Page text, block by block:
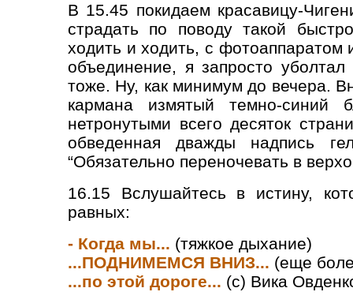
В 15.45 покидаем красавицу-
страдать по поводу такой
ходить и ходить, с
объединение, я запросто
тоже. Ну, как минимум до вечера.
кармана измятый темно-синий
нетронутыми всего десяток
обведенная дважды надпись
“Обязательно переночевать в
16.15 Вслушайтесь в истину,
равных:
- Когда мы... (тяжкое дыхание)
...ПОДНИМЕМСЯ ВНИЗ... (еще
...по этой дороге... (с) Вика